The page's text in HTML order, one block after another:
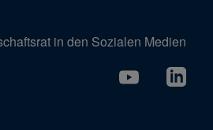
in den Sozialen Medien